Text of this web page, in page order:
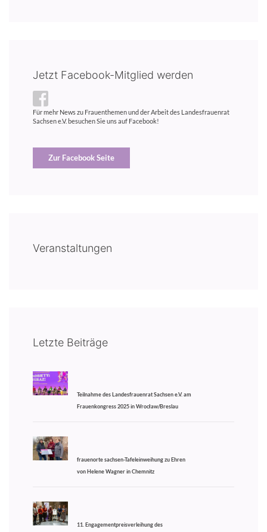
Jetzt Facebook-Mitglied werden
Für mehr News zu Frauenthemen und der Arbeit des Landesfrauenrat
Sachsen e.V. besuchen Sie uns auf Facebook!
Zur Facebook Seite
Veranstaltungen
Letzte Beiträge
Teilnahme des Landesfrauenrat Sachsen e.V. am
Frauenkongress 2025 in Wrocław/Breslau
frauenorte sachsen-Tafeleinweihung zu Ehren
von Helene Wagner in Chemnitz
11. Engagementpreisverleihung des